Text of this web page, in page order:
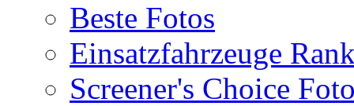
Beste Fotos
Einsatzfahrzeuge
Screener's Choice